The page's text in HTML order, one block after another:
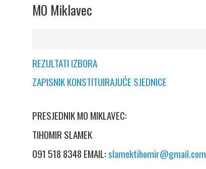
MO Miklavec
REZULTATI IZBORA
ZAPISNIK KONSTITUIRAJUĆE SJEDNICE
PRESJEDNIK MO MIKLAVEC:
TIHOMIR SLAMEK
091 518 8348 EMAIL:slamektihomir@gmail.com